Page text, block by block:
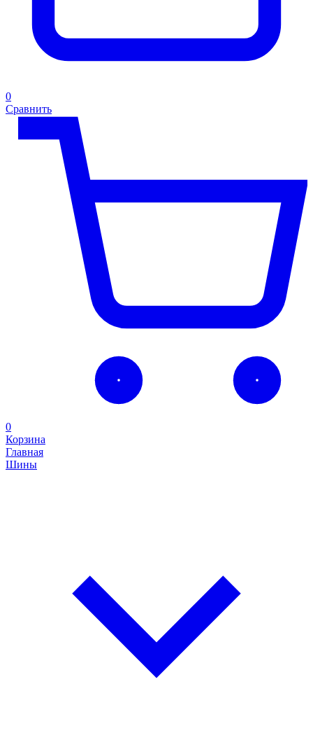
0
Сравнить
0
Корзина
Главная
Шины